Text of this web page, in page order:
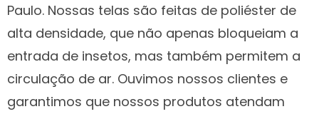
Paulo. Nossas telas são feitas de poliéster de
alta densidade, que não apenas bloqueiam a
entrada de insetos, mas também permitem a
circulação de ar. Ouvimos nossos clientes e
garantimos que nossos produtos atendam